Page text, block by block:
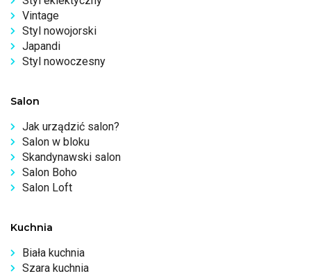
Vintage
Styl nowojorski
Japandi
Styl nowoczesny
Salon
Jak urządzić salon?
Salon w bloku
Skandynawski salon
Salon Boho
Salon Loft
Kuchnia
Biała kuchnia
Szara kuchnia